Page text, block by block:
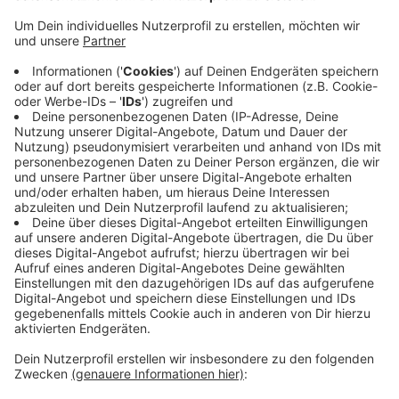
am Rursee vergleichsweise gering. Fast alle
Geschäfte seien wieder geöffnet und freuen sich
Mützenich und Monschau eine beschilderte
Umleitung. Alle Stadtführungen und Erlebnistouren
können wie geplant stattfinden. Ähnlich sieht es
auch im rheinland-pfälzischen Teil der Eifel aus. Die
meisten Wander- und Radwege seien nutzbar, nur
vereinzelt gebe es Einschränkungen. Auch dort
seien nur wenige Gastbetriebe vom Hochwasser
betroffen.
Veröffentlicht:Dienstag, 27.07.2021 08:40
Anzeige